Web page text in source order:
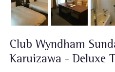
Club Wyndham
Karuizawa - Deluxe